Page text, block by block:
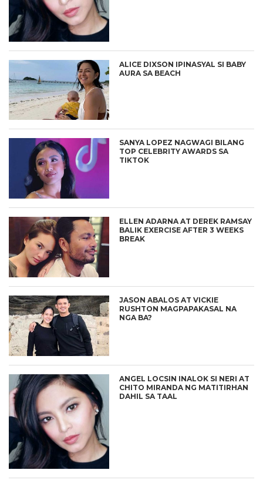
ALICE DIXSON IPINASYAL SI BABY
AURA SA BEACH
SANYA LOPEZ NAGWAGI BILANG
TOP CELEBRITY AWARDS SA
TIKTOK
ELLEN ADARNA AT DEREK RAMSAY
BALIK EXERCISE AFTER 3 WEEKS
BREAK
JASON ABALOS AT VICKIE
RUSHTON MAGPAPAKASAL NA
NGA BA?
ANGEL LOCSIN INALOK SI NERI AT
CHITO MIRANDA NG MATITIRHAN
DAHIL SA TAAL